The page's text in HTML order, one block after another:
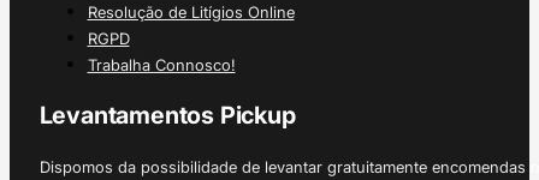
Resolução de Litígios Online
RGPD
Trabalha Connosco!
Levantamentos Pickup
Dispomos da possibilidade de levantar gratuitamente